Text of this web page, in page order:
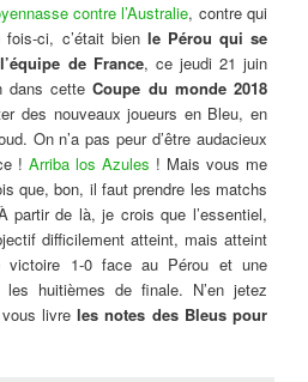
contre l’Australie, contre qui
ci, c’était bien le Pérou qui se
de France, ce jeudi 21 juin
dans cetteCoupe du monde 2018
des nouveaux joueurs en Bleu, en
On n’a pas peur d’être audacieux
! Arriba los Azules ! Mais vous me
que, bon, il faut prendre les matchs
partir de là, je crois que l’essentiel,
difficilement atteint, mais atteint
victoire 1-0 face au Pérou et une
les huitièmes de finale. N’en jetez
livreles notes des Bleus pour